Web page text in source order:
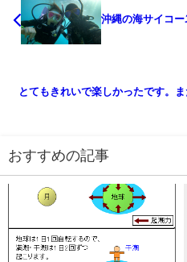
沖縄の海サイコー
とてもきれいで楽しかったです。ま
おすすめの記事